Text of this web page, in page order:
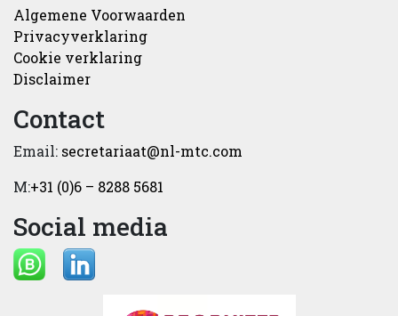
Algemene Voorwaarden
Privacyverklaring
Cookie verklaring
Disclaimer
Contact
Email: secretariaat@nl-mtc.com
M:+31 (0)6 – 8288 5681
Social media